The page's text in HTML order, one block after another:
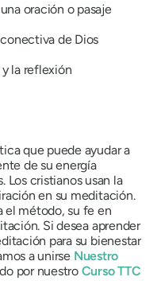
oración o pasaje
de Dios
la reflexión
que puede ayudar a
de su energía
Los cristianos usan la
en su meditación.
el método, su fe en
Si desea aprender
para su bienestar
a unirse Nuestro
por nuestro Curso TTC